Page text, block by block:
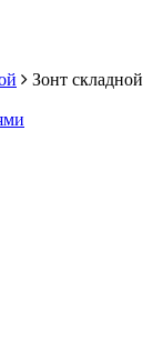
Зонт складной